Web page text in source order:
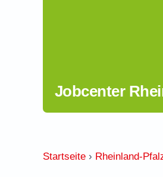
Jobcenter
Startseite › Rheinland-